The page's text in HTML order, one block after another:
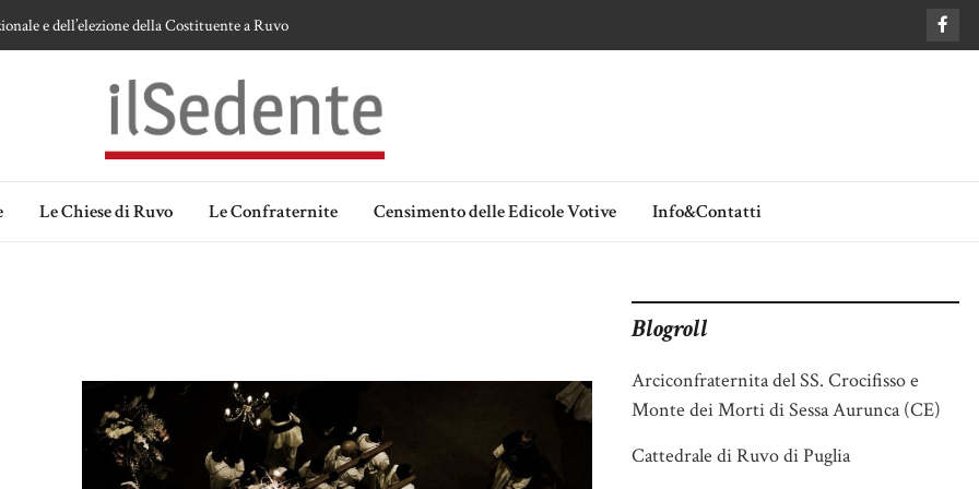
devozione alla Vergine a Ruvo di Puglia
Ipotesi e memorie.
Le Chiese di Ruvo Le Confraternite Censimento delle Edicole Votive Info&Contatti
Blogroll
Arciconfraternita del SS. Crocifisso e
Monte dei Morti di Sessa Aurunca (CE)
Cattedrale di Ruvo di Puglia